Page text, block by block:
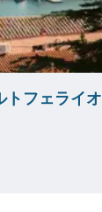
トフェライオ